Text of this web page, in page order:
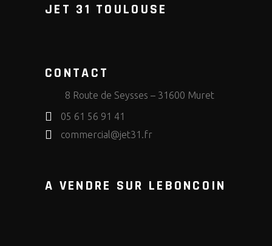
JET 31 TOULOUSE
CONTACT
8 Route de Seysses – 31600 Muret
05 61 56 91 41
commercial@jet31.fr
A VENDRE SUR LEBONCOIN